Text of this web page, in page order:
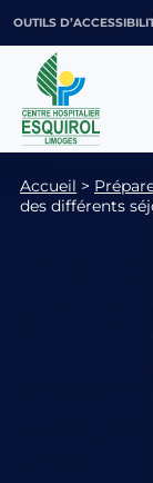
OUTILS
Accueil >
des différents
Les
Tarifs
Forfait